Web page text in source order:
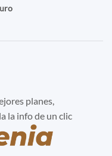
planes,
la info de un clic